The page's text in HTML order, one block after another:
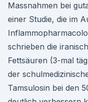
Massnahmen bei
einer Studie, die im
schrieben die
Fettsäuren (3-mal
der
Tamsulosin bei den